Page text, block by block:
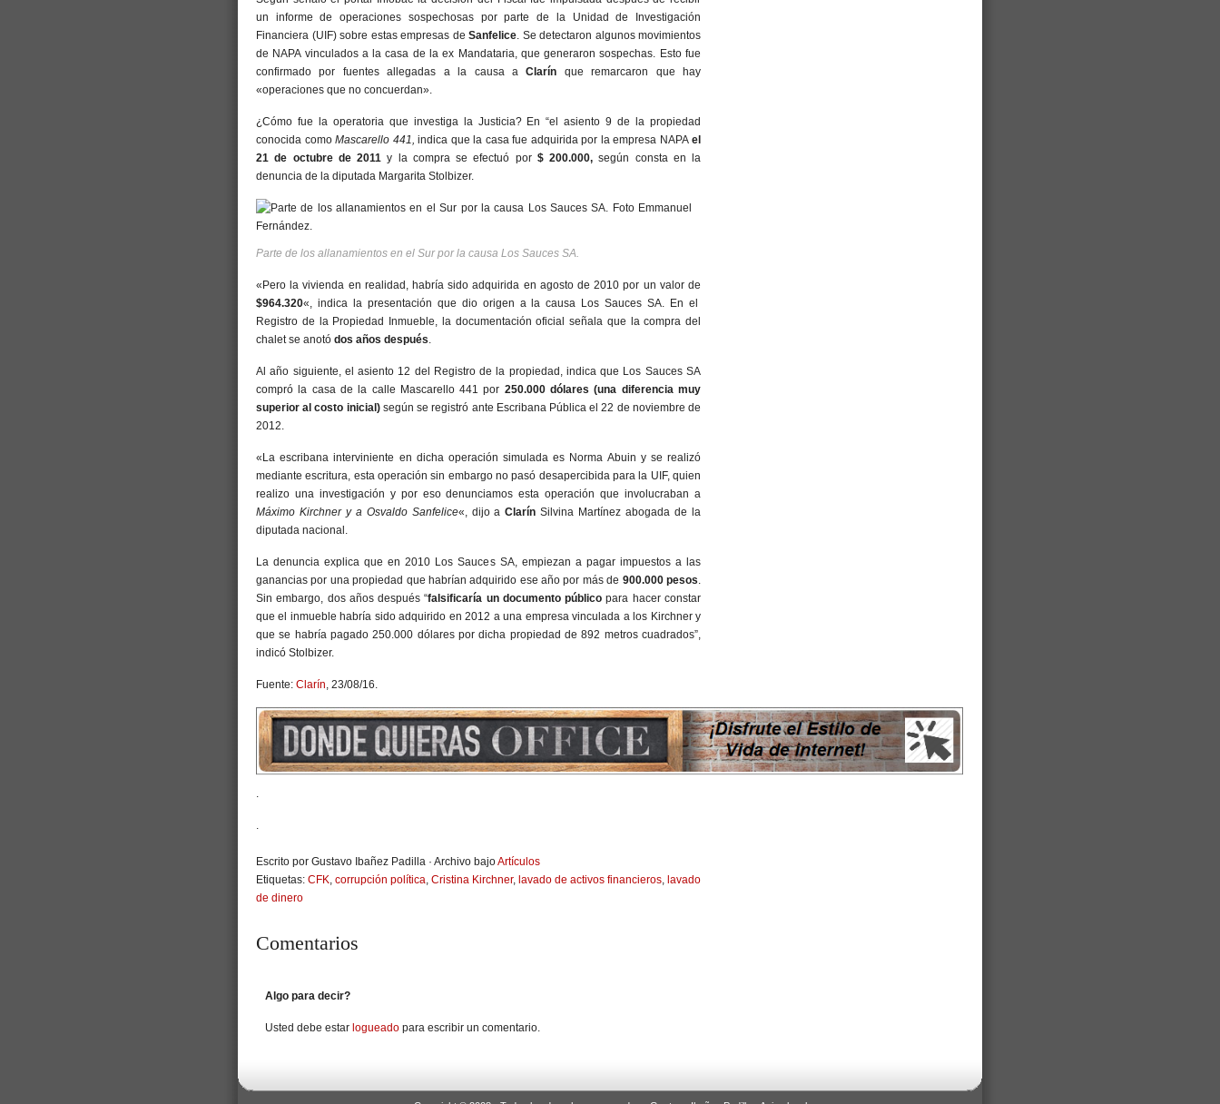
un informe de operaciones sospechosas por parte de la Unidad de Investigación
Financiera (UIF) sobre estas empresas de Sanfelice. Se detectaron algunos movimientos
de NAPA vinculados a la casa de la ex Mandataria, que generaron sospechas. Esto fue
confirmado por fuentes allegadas a la causa aClarín que remarcaron que hay
«operaciones que no concuerdan».
¿Cómo fue la operatoria que investiga la Justicia? En “el asiento 9 de la propiedad
conocida comoMascarello 441, indica que la casa fue adquirida por la empresa NAPAel
21 de octubre de 2011y la compra se efectuó por$ 200.000,según consta en la
denuncia de la diputada Margarita Stolbizer.
Parte de los allanamientos en el Sur por la causa Los Sauces SA.
«Pero la vivienda en realidad, habría sido adquirida en agosto de 2010 por un valor de
$964.320«, indica la presentación que dio origen a la causa Los Sauces SA. En el
Registro de la Propiedad Inmueble, la documentación oficial señala que la compra del
chalet se anotó dos años después.
Al año siguiente, el asiento 12 del Registro de la propiedad, indica que Los Sauces SA
compró la casa de la calle Mascarello 441 por 250.000 dólares (una diferencia muy
superior al costo inicial) según se registró ante Escribana Pública el 22 de noviembre de
2012.
«La escribana interviniente en dicha operación simulada es Norma Abuin y se realizó
mediante escritura, esta operación sin embargo no pasó desapercibida para la UIF, quien
realizo una investigación y por eso denunciamos esta operación que involucraban a
Máximo Kirchner y a Osvaldo Sanfelice«, dijo aClarínSilvina Martínez abogada de la
diputada nacional.
La denuncia explica que en 2010 Los Sauces SA, empiezan a pagar impuestos a las
ganancias por una propiedad que habrían adquirido ese año por más de 900.000 pesos.
Sin embargo, dos años después “falsificaría un documento públicopara hacer constar
que el inmueble habría sido adquirido en 2012 a una empresa vinculada a los Kirchner y
que se habría pagado 250.000 dólares por dicha propiedad de 892 metros cuadrados”,
indicó Stolbizer.
Fuente: Clarín, 23/08/16.
.
.
Escrito por Gustavo Ibañez Padilla · Archivo bajoArtículos
Etiquetas: CFK, corrupción política, Cristina Kirchner, lavado de activos financieros, lavado
de dinero
Comentarios
Algo para decir?
Usted debe estar logueado para escribir un comentario.